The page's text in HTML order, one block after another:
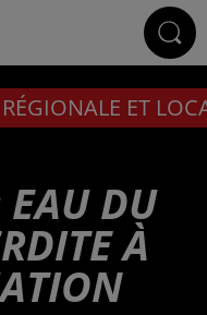
ET
EAU DU
À